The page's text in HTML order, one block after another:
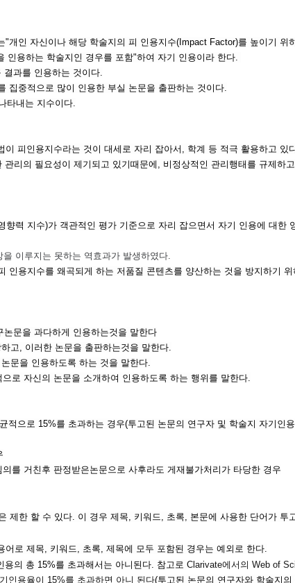
인 자신이나 해당 학술지의 피 인용지수(Impact Factor)를 높이기 위
용하는 학술지인 경우를 포함"하여 자기 인용이라 한다.
과를 인용하는 것이다.
집중적으로 많이 인용한 부실 논문을 출판하는 것이다.
타내는 지수이다.
피인용지수라는 것이 대세로 자리 잡아서, 학계 등 적극 활용하고 있
리의 필요성이 제기되고 있기때문에, 비정상적인 관리행태를 규제하
향력 지수)가 객관적인 평가 기준으로 자리 잡으면서 자기 인용에 대한
이루지는 못하는 역효과가 발생하였다.
인용지수를 왜곡되게 하는 저품질 콘텐츠를 양산하는 것을 방지하기
문을 과다하게 인용하는것을 말한다
고, 이러한 논문을 출판하는것을 말한다.
문을 인용하도록 하는 것을 말한다.
로 자신의 논문을 소개하여 인용하도록 하는 행위를 말한다.
적으로 15%를 초과하는 경우(투고된 논문의 연구자 및 학술지 자기인
를 거친후 판정받은논문으로 사후라도 게재불가처리가 타당한 경우
한 할 수 있다. 이 경우 제목, 키워드, 초록, 본문에 사용한 단어가 투
로 제목, 키워드, 초록, 제목에 모두 포함된 경우는 예외로 한다.
의 총 15%를 초과해서는 아니된다. 참고로 Clarivate에서의 Web of
인용율이 15%를 초과하면 아니 된다(투고된 논문의 연구자와 학술지